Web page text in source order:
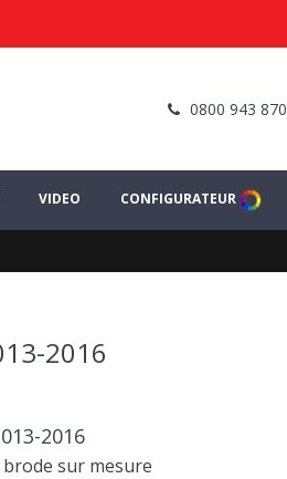
0800 943 870
VIDEO CONFIGURATEUR
2016
2016
sur mesure